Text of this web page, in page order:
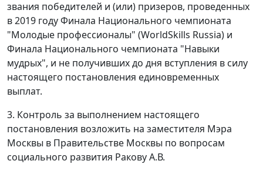
звания победителей и (или) призеров, проведенных
в 2019 году Финала Национального чемпионата
"Молодые профессионалы" (WorldSkills Russia) и
Финала Национального чемпионата "Навыки
мудрых", и не получивших до дня вступления в силу
настоящего постановления единовременных
выплат.
3. Контроль за выполнением настоящего
постановления возложить на заместителя Мэра
Москвы в Правительстве Москвы по вопросам
социального развития Ракову А.В.